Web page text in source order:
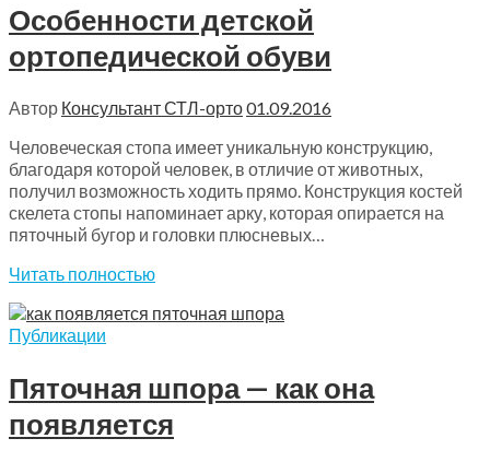
Особенности детской
ортопедической обуви
Автор Консультант СТЛ-орто01.09.2016
Человеческая стопа имеет уникальную конструкцию,
благодаря которой человек, в отличие от животных,
получил возможность ходить прямо. Конструкция костей
скелета стопы напоминает арку, которая опирается на
пяточный бугор и головки плюсневых…
Читать полностью
Публикации
Пяточная шпора — как она
появляется